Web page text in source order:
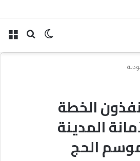
جدل الإنفاق
بحث الوضع
ينفذون الخطة
المدينة
الحج